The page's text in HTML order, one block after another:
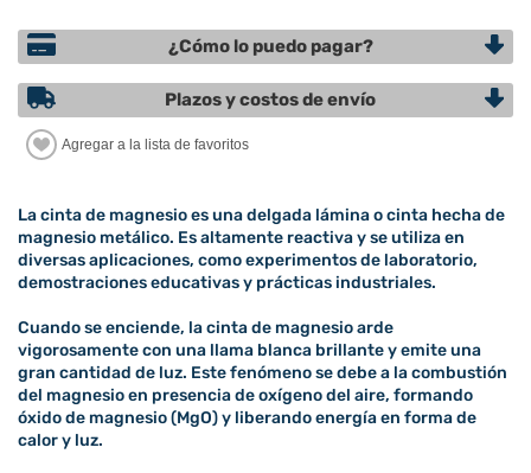
¿Cómo lo puedo pagar?
Plazos y costos de envío
La cinta de magnesio es una delgada lámina o cinta hecha de
magnesio metálico. Es altamente reactiva y se utiliza en
diversas aplicaciones, como experimentos de laboratorio,
demostraciones educativas y prácticas industriales.
Cuando se enciende, la cinta de magnesio arde
vigorosamente con una llama blanca brillante y emite una
gran cantidad de luz. Este fenómeno se debe a la combustión
del magnesio en presencia de oxígeno del aire, formando
óxido de magnesio (MgO) y liberando energía en forma de
calor y luz.